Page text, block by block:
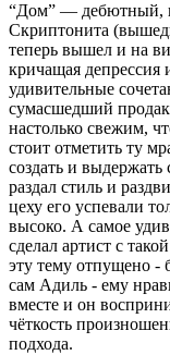
“Дом” — дебютный,
Скриптонита
теперь вышел и на
кричащая депрессия
удивительные
сумасшедший
настолько свежим,
стоит отметить ту
создать и выдержать
раздал стиль и
цеху его успевали
высоко. А самое
сделал артист с
эту тему отпущено -
сам Адиль - ему
вместе и он
чёткость
подхода.